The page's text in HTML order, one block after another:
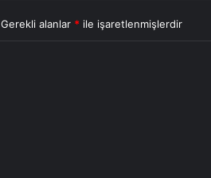
Gerekli alanlar * ile işaretlenmişlerdir